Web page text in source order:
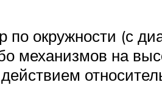
по окружности (с
механизмов на